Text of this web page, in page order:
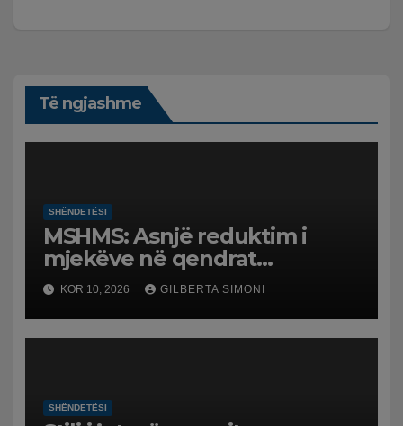
Të ngjashme
SHËNDETËSI
MSHMS: Asnjë reduktim i
mjekëve në qendrat
shëndetësore dhe spitalet,
ndryshimet janë vetëm
administrative
KOR 10, 2026 GILBERTA SIMONI
SHËNDETËSI